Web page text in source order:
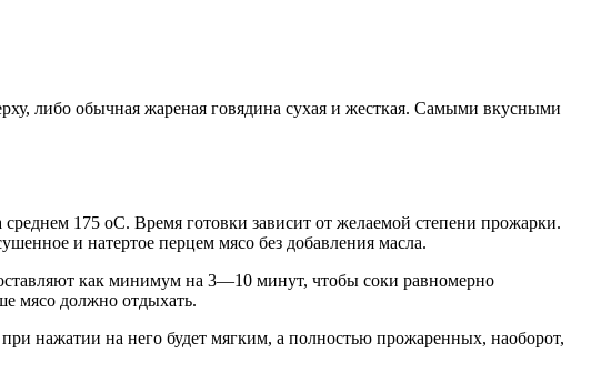
либо обычная жареная говядина сухая и жесткая. Самыми вкусными
175 оС. Время готовки зависит от желаемой степени прожарки.
и натертое перцем мясо без добавления масла.
как минимум на 3—10 минут, чтобы соки равномерно
мясо должно отдыхать.
нажатии на него будет мягким, а полностью прожаренных, наоборот,